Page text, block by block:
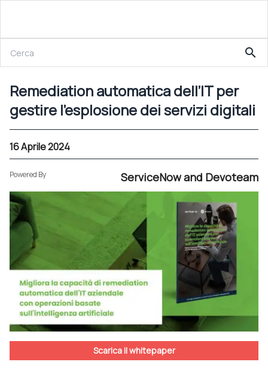
Remediation automatica dell’IT per gestire l’esplosione dei servizi digitali
search
Remediation automatica dell’IT per
gestire l’esplosione dei servizi digitali
16 Aprile 2024
Powered By ServiceNow and Devoteam
Scarica il whitepaper